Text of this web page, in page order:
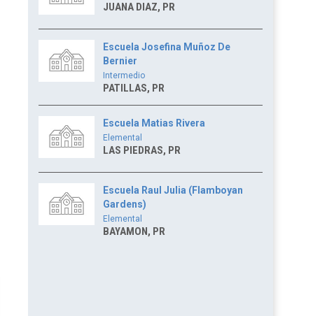
JUANA DIAZ, PR
Escuela Josefina Muñoz De
Bernier
Intermedio
PATILLAS, PR
Escuela Matias Rivera
Elemental
LAS PIEDRAS, PR
Escuela Raul Julia (Flamboyan
Gardens)
Elemental
BAYAMON, PR